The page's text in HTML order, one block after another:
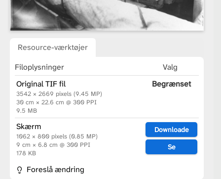
Resource-værktøjer
Filoplysninger
Valg
Original TIF fil
3542 × 2669 pixels (9.45 MP)
30 cm × 22.6 cm @ 300 PPI
9.5 MB
Begrænset
Skærm
1062 × 800 pixels (0.85 MP)
9 cm × 6.8 cm @ 300 PPI
178 KB
Downloade
Se
Foreslå ændring